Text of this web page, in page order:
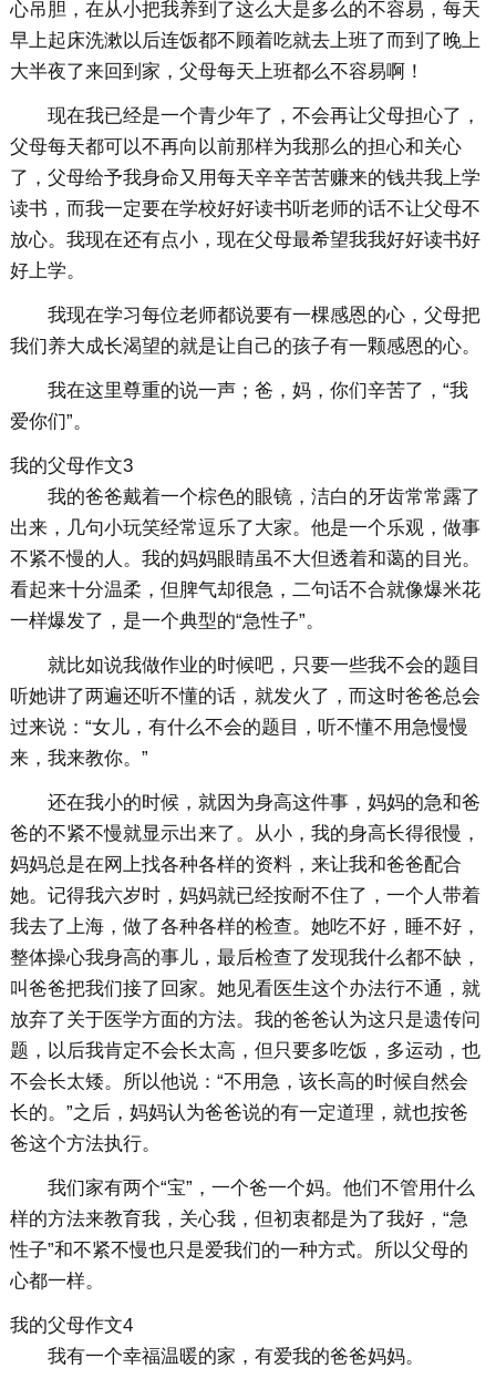
心吊胆，在从小把我养到了这么大是多么的不容易，每天
早上起床洗漱以后连饭都不顾着吃就去上班了而到了晚上
大半夜了来回到家，父母每天上班都么不容易啊！
现在我已经是一个青少年了，不会再让父母担心了，
父母每天都可以不再向以前那样为我那么的担心和关心
了，父母给予我身命又用每天辛辛苦苦赚来的钱共我上学
读书，而我一定要在学校好好读书听老师的话不让父母不
放心。我现在还有点小，现在父母最希望我我好好读书好
好上学。
我现在学习每位老师都说要有一棵感恩的心，父母把
我们养大成长渴望的就是让自己的孩子有一颗感恩的心。
我在这里尊重的说一声；爸，妈，你们辛苦了，“我
爱你们”。
我的父母作文3
我的爸爸戴着一个棕色的眼镜，洁白的牙齿常常露了
出来，几句小玩笑经常逗乐了大家。他是一个乐观，做事
不紧不慢的人。我的妈妈眼睛虽不大但透着和蔼的目光。
看起来十分温柔，但脾气却很急，二句话不合就像爆米花
一样爆发了，是一个典型的“急性子”。
就比如说我做作业的时候吧，只要一些我不会的题目
听她讲了两遍还听不懂的话，就发火了，而这时爸爸总会
过来说：“女儿，有什么不会的题目，听不懂不用急慢慢
来，我来教你。”
还在我小的时候，就因为身高这件事，妈妈的急和爸
爸的不紧不慢就显示出来了。从小，我的身高长得很慢，
妈妈总是在网上找各种各样的资料，来让我和爸爸配合
她。记得我六岁时，妈妈就已经按耐不住了，一个人带着
我去了上海，做了各种各样的检查。她吃不好，睡不好，
整体操心我身高的事儿，最后检查了发现我什么都不缺，
叫爸爸把我们接了回家。她见看医生这个办法行不通，就
放弃了关于医学方面的方法。我的爸爸认为这只是遗传问
题，以后我肯定不会长太高，但只要多吃饭，多运动，也
不会长太矮。所以他说：“不用急，该长高的时候自然会
长的。”之后，妈妈认为爸爸说的有一定道理，就也按爸
爸这个方法执行。
我们家有两个“宝”，一个爸一个妈。他们不管用什么
样的方法来教育我，关心我，但初衷都是为了我好，“急
性子”和不紧不慢也只是爱我们的一种方式。所以父母的
心都一样。
我的父母作文4
我有一个幸福温暖的家，有爱我的爸爸妈妈。